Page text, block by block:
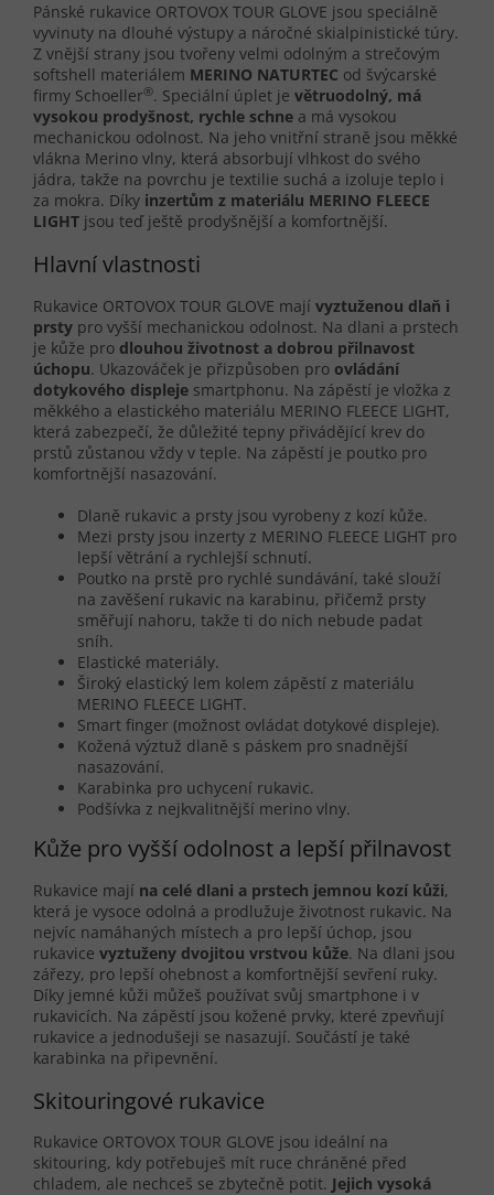
Pánské rukavice ORTOVOX TOUR GLOVE jsou speciálně
vyvinuty na dlouhé výstupy a náročné skialpinistické túry.
Z vnější strany jsou tvořeny velmi odolným a strečovým
softshell materiálem MERINO NATURTEC od švýcarské
firmy Schoeller®. Speciální úplet je větruodolný, má
vysokou prodyšnost, rychle schne a má vysokou
mechanickou odolnost. Na jeho vnitřní straně jsou měkké
vlákna Merino vlny, která absorbují vlhkost do svého
jádra, takže na povrchu je textilie suchá a izoluje teplo i
za mokra. Díky inzertům z materiálu MERINO FLEECE
LIGHT jsou teď ještě prodyšnější a komfortnější.
Hlavní vlastnosti
Rukavice ORTOVOX TOUR GLOVE mají vyztuženou dlaň i
prsty pro vyšší mechanickou odolnost. Na dlani a prstech
je kůže pro dlouhou životnost a dobrou přilnavost
úchopu. Ukazováček je přizpůsoben pro ovládání
dotykového displeje smartphonu. Na zápěstí je vložka z
měkkého a elastického materiálu MERINO FLEECE LIGHT,
která zabezpečí, že důležité tepny přivádějící krev do
prstů zůstanou vždy v teple. Na zápěstí je poutko pro
komfortnější nasazování.
Dlaně rukavic a prsty jsou vyrobeny z kozí kůže.
Mezi prsty jsou inzerty z MERINO FLEECE LIGHT pro
lepší větrání a rychlejší schnutí.
Poutko na prstě pro rychlé sundávání, také slouží
na zavěšení rukavic na karabinu, přičemž prsty
směřují nahoru, takže ti do nich nebude padat
sníh.
Elastické materiály.
Široký elastický lem kolem zápěstí z materiálu
MERINO FLEECE LIGHT.
Smart finger (možnost ovládat dotykové displeje).
Kožená výztuž dlaně s páskem pro snadnější
nasazování.
Karabinka pro uchycení rukavic.
Podšívka z nejkvalitnější merino vlny.
Kůže pro vyšší odolnost a lepší přilnavost
Rukavice mají na celé dlani a prstech jemnou kozí kůži,
která je vysoce odolná a prodlužuje životnost rukavic. Na
nejvíc namáhaných místech a pro lepší úchop, jsou
rukavice vyztuženy dvojitou vrstvou kůže. Na dlani jsou
zářezy, pro lepší ohebnost a komfortnější sevření ruky.
Díky jemné kůži můžeš používat svůj smartphone i v
rukavicích. Na zápěstí jsou kožené prvky, které zpevňují
rukavice a jednodušeji se nasazují. Součástí je také
karabinka na připevnění.
Skitouringové rukavice
Rukavice ORTOVOX TOUR GLOVE jsou ideální na
skitouring, kdy potřebuješ mít ruce chráněné před
chladem, ale nechceš se zbytečně potit. Jejich vysoká